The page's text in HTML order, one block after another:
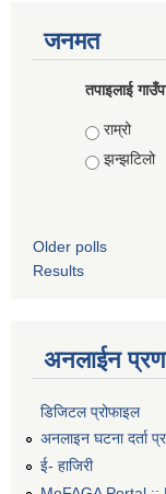
जनमत
तपाइलाई
Choices
राम्रो
झन्झटिलो
Older polls
Results
अनलाईन
डिजिटल प्रोफाइल
अनलाइन घटना दर्ता
ई- हाजिरी